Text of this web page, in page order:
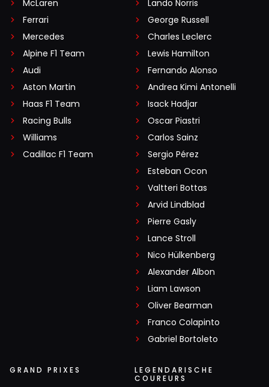
INLOGGEN AANMELDEN
McLaren
Ferrari
Mercedes
Alpine F1 Team
Audi
Aston Martin
Haas F1 Team
Racing Bulls
Williams
Cadillac F1 Team
Lando Norris
George Russell
Charles Leclerc
Lewis Hamilton
Fernando Alonso
Andrea Kimi Antonelli
Isack Hadjar
Oscar Piastri
Carlos Sainz
Sergio Pérez
Esteban Ocon
Valtteri Bottas
Arvid Lindblad
Pierre Gasly
Lance Stroll
Nico Hülkenberg
Alexander Albon
Liam Lawson
Oliver Bearman
Franco Colapinto
Gabriel Bortoleto
GRAND PRIXES
LEGENDARISCHE
COUREURS